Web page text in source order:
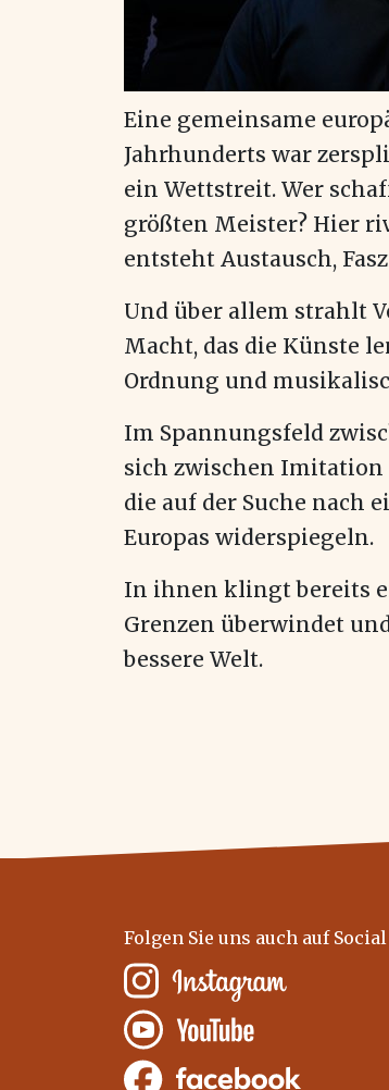
Eine gemeinsame
Jahrhunderts war
ein Wettstreit. Wer
größten Meister? Hier
entsteht Austausch,
Und über allem strahlt
Macht, das die Künste
Ordnung und
Im Spannungsfeld
sich zwischen Imitation
die auf der Suche nach
Europas widerspiegeln.
In ihnen klingt bereits
Grenzen überwindet
bessere Welt.
Folgen Sie uns auch auf